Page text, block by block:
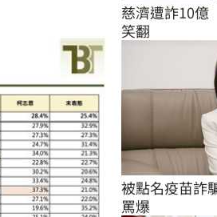
慈濟遭詐10億
笑翻
被點名疫苗詐
罵爆